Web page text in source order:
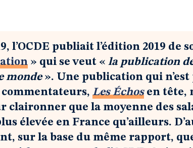
l’OCDE publiait l’édition 2019 de
» qui se veut « la publication
monde». Une publication qui n’est
Les Échosen tête,
claironner que la moyenne des
élevée en France qu’ailleurs.
sur la base du même rapport,